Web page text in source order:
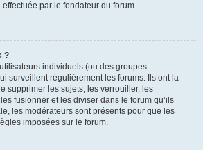
par le fondateur du forum.
?
individuels (ou des groupes
surveillent régulièrement les forums. Ils ont la
supprimer les sujets, les verrouiller, les
fusionner et les diviser dans le forum qu’ils
les modérateurs sont présents pour que les
imposées sur le forum.